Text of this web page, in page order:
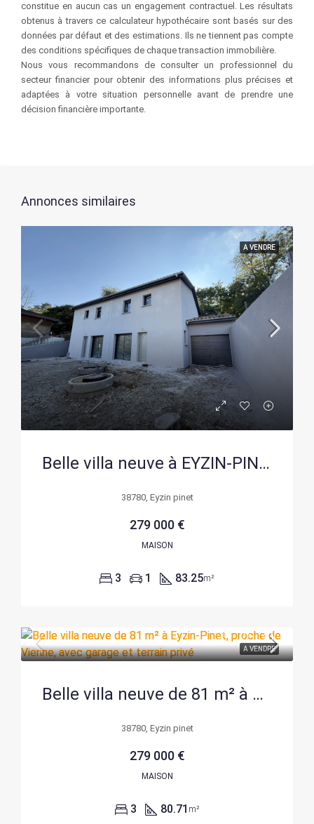
constitue en aucun cas un engagement contractuel. Les résultats
obtenus à travers ce calculateur hypothécaire sont basés sur des
données par défaut et des estimations. Ils ne tiennent pas compte
des conditions spécifiques de chaque transaction immobilière.
Nous vous recommandons de consulter un professionnel du
secteur financier pour obtenir des informations plus précises et
adaptées à votre situation personnelle avant de prendre une
décision financière importante.
Annonces similaires
A VENDRE
Belle villa neuve à EYZIN-PINET à 10 min de Vienne – Prestations modernes et environnement calme
38780, Eyzin pinet
279 000 €
MAISON
3 1 83.25m²
A VENDRE
Belle villa neuve de 81 m² à Eyzin-Pinet, proche de Vienne, avec garage et terrain privé
38780, Eyzin pinet
279 000 €
MAISON
3 80.71 m²